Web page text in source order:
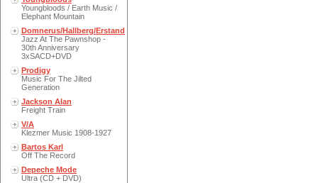
Youngbloods / Earth Music /
Elephant Mountain
Domnerus/Hallberg/Erstand
Jazz At The Pawnshop -
30th Anniversary
3xSACD+DVD
Prodigy
Music For The Jilted
Generation
Jackson Alan
Freight Train
V/A
Klezmer Music 1908-1927
Bartos Karl
Off The Record
Depeche Mode
Ultra (CD + DVD)